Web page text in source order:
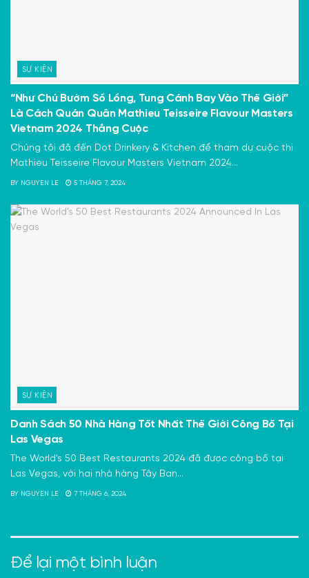
SỰ KIỆN
“Như Chú Bướm Sổ Lồng, Tung Cánh Bay Vào Thế Giới”
Là Cách Quán Quân Mathieu Teisseire Flavour Masters
Vietnam 2024 Thắng Cuộc
Chúng tôi đã đến Dot Drinkery & Kitchen để tham dự cuộc thi
Mathieu Teisseire Flavour Masters Vietnam 2024...
BY NGUYEN LE 5 THÁNG 7, 2024
SỰ KIỆN
Danh Sách 50 Nhà Hàng Tốt Nhất Thế Giới Công Bố Tại
Las Vegas
The World's 50 Best Restaurants 2024 đã được công bố tại
Las Vegas, với hai nhà hàng Tây Ban...
BY NGUYEN LE 7 THÁNG 6, 2024
Để lại một bình luận